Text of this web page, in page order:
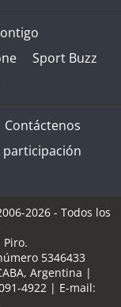
Sport Buzz
Contáctenos
participación
2026 - Todos los
5346433
Argentina |
4922| E-mail: